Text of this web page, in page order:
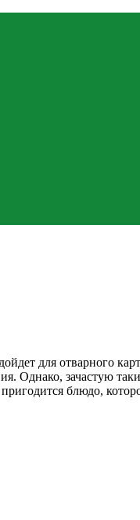
для отварного
Однако, зачастую
блюдо,